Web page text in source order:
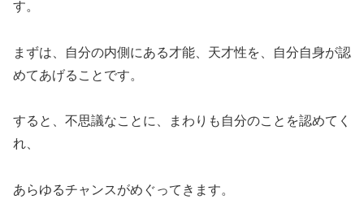
す。
まずは、自分の内側にある才能、天才性を、自分自身が認
めてあげることです。
すると、不思議なことに、まわりも自分のことを認めてく
れ、
あらゆるチャンスがめぐってきます。